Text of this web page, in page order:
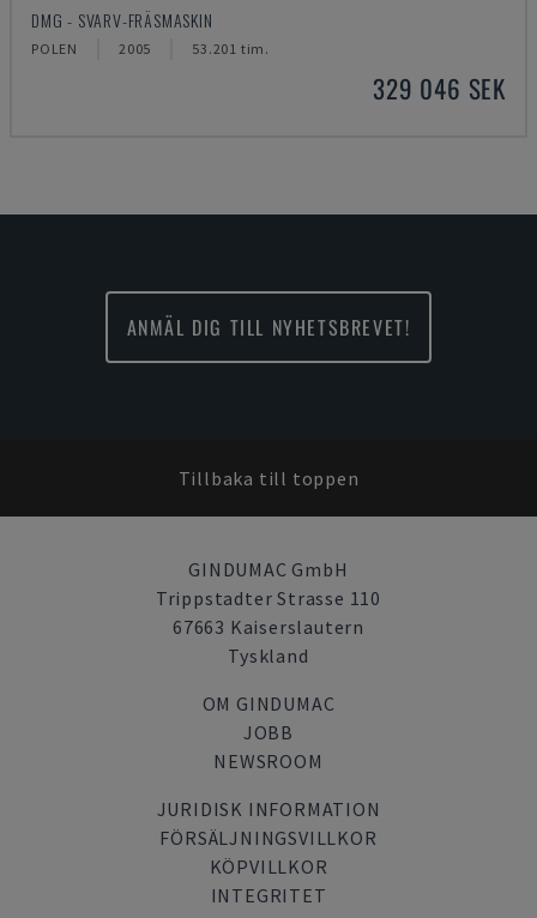
DMG - SVARV-FRÄSMASKIN
POLEN 2005 53.201 tim.
329 046 SEK
ANMÄL DIG TILL NYHETSBREVET!
Tillbaka till toppen
GINDUMAC GmbH
Trippstadter Strasse 110
67663 Kaiserslautern
Tyskland
OM GINDUMAC
JOBB
NEWSROOM
JURIDISK INFORMATION
FÖRSÄLJNINGSVILLKOR
KÖPVILLKOR
INTEGRITET